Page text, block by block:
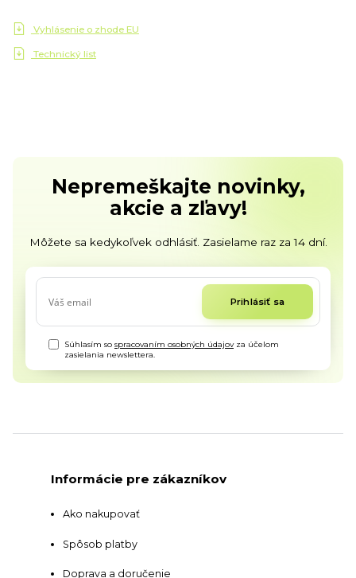
Vyhlásenie o zhode EU
Technický list
Nepremeškajte novinky,
akcie a zľavy!
Môžete sa kedykoľvek odhlásiť. Zasielame raz za 14 dní.
Prihlásiť sa
Súhlasím sospracovaním osobných údajovza účelom
zasielania newslettera.
Informácie pre zákazníkov
Ako nakupovať
Spôsob platby
Doprava a doručenie